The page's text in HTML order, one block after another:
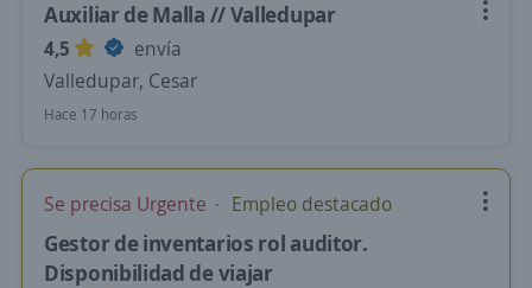
Auxiliar de Malla // Valledupar
4,5
envía
Valledupar, Cesar
Hace 17 horas
Se precisa Urgente Empleo destacado
Gestor de inventarios rol auditor.
Disponibilidad de viajar